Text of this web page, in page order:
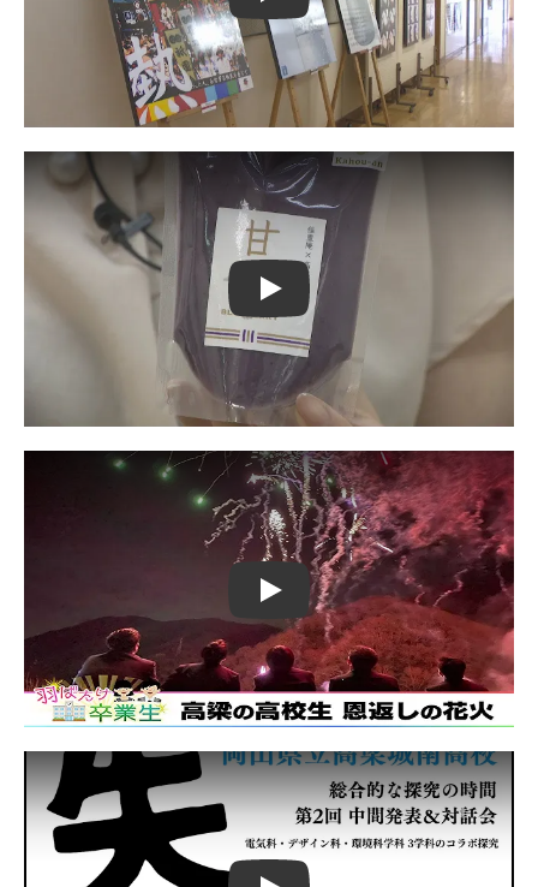
Play
Play